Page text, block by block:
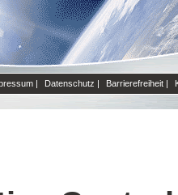
| Datenschutz | Barrierefreiheit |